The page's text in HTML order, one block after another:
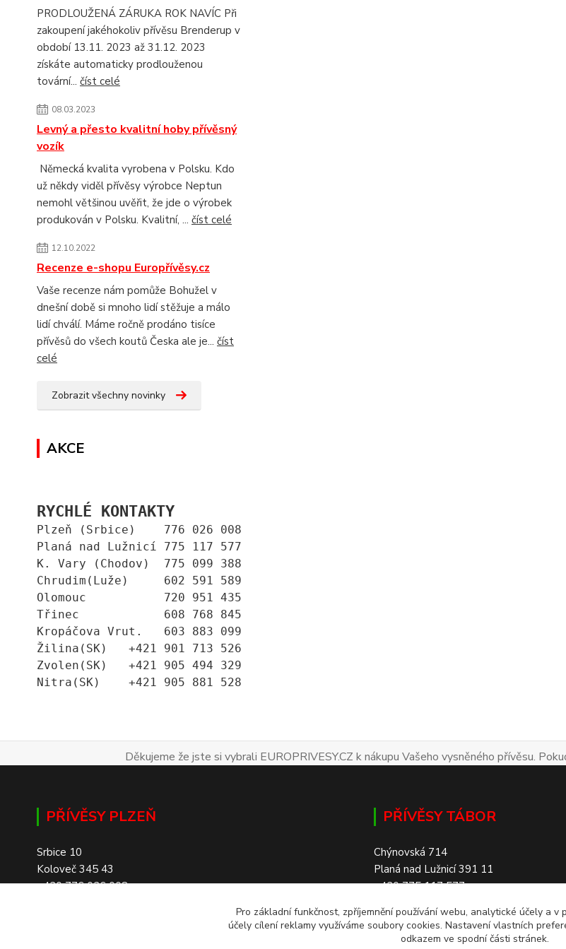
PRODLOUŽENÁ ZÁRUKA ROK NAVÍC Při
zakoupení jakéhokoliv přívěsu Brenderup v
období 13.11. 2023 až 31.12. 2023
získáte automaticky prodlouženou
tovární... číst celé
08.03.2023
Levný a přesto kvalitní hoby přívěsný
vozík
Německá kvalita vyrobena v Polsku. Kdo
už někdy viděl přívěsy výrobce Neptun
nemohl většinou uvěřit, že jde o výrobek
produkován v Polsku. Kvalitní, ... číst celé
12.10.2022
Recenze e-shopu Europřívěsy.cz
Vaše recenze nám pomůže Bohužel v
dnešní době si mnoho lidí stěžuje a málo
lidí chválí. Máme ročně prodáno tisíce
přívěsů do všech koutů Česka ale je... číst
celé
Zobrazit všechny novinky
AKCE
RYCHLÉ KONTAKTY
Plzeň (Srbice)    776 026 008
Planá nad Lužnicí 775 117 577
K. Vary (Chodov)  775 099 388
Chrudim(Luže)     602 591 589
Olomouc           720 951 435
Třinec            608 768 845
Kropáčova Vrut.   603 883 099
Žilina(SK)   +421 901 713 526
Zvolen(SK)   +421 905 494 329
Nitra(SK)    +421 905 881 528
Děkujeme že jste si vybrali EUROPRIVESY.CZ k nákupu Vašeho vysněného přívěsu.
PŘÍVĚSY PLZEŇ
Srbice 10
Koloveč 345 43
+420 776 026 008
PŘÍVĚSY TÁBOR
Chýnovská 714
Planá nad Lužnicí 391 11
+420 775 117 577
SKLADEM 200+ PŘÍVĚSŮ
Pro základní funkčnost, zpříjemnění používání webu, analytické účely a v
účely cílení reklamy využíváme soubory cookies. Nastavení vlastních
odkazem ve spodní části stránek.